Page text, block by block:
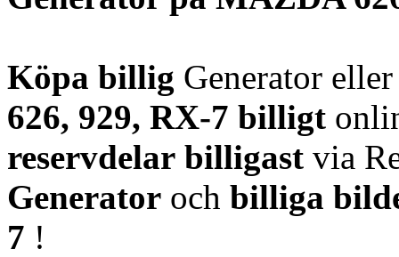
Köpa billig Generator
626, 929, RX-7 billigt
reservdelar billigast via
Generator och billiga
7 !